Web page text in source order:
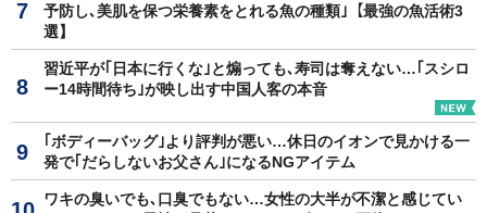
予防し､美肌を保つ栄養素をとれる魚の種類｣【最強の魚活術3
選】
習近平が｢日本に行くな｣と煽っても､寿司は奪えない…｢スシロ
ー14時間待ち｣が映し出す中国人客の本音
｢ボディーバッグ｣より評判が悪い…休日のイオンで見かける一
発で｢だらしないお父さん｣になるNGアイテム
ワキの臭いでも､口臭でもない…女性の大半が不潔と感じてい